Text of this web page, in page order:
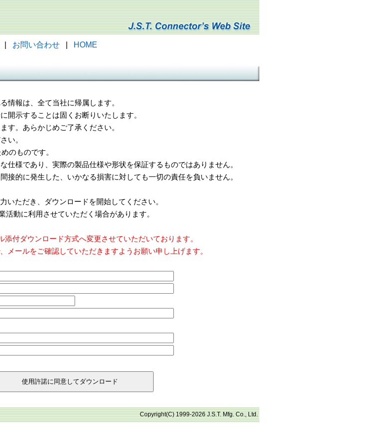
お問い合わせ HOME
情報は、全て当社に帰属します。
開示することは固くお断りいたします。
す。あらかじめご了承ください。
い。
のものです。
様であり、実際の製品仕様や形状を保証するものではありません。
的に発生した、いかなる損害に対しても一切の責任を負いません。
いただき、ダウンロードを開始してください。
動に利用させていただく場合があります。
付ダウンロード方式へ変更させていただいております。
メールをご確認していただきますようお願い申し上げます。
Copyright(C) 1999-2026 J.S.T. Mfg. Co., Ltd.